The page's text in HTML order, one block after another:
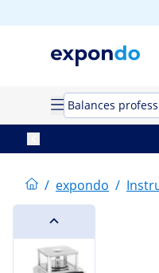
Balances
/ expondo /